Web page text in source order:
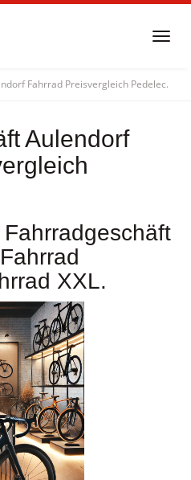
Fahrrad Preisvergleich Pedelec.
Aulendorf
XXL.